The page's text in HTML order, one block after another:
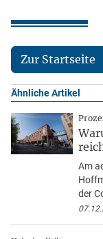
Zur Startseite
Ähnliche Artikel
Am
der